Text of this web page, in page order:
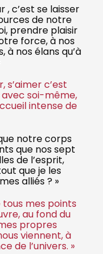
, c’est se laisser
de notre
prendre plaisir
force, à nos
à nos élans qu’à
s’aimer c’est
soi-même,
intense de
notre corps
que nos sept
de l’esprit,
que je les
alliés ? »
mes points
au fond du
propres
viennent, à
de l’univers. »